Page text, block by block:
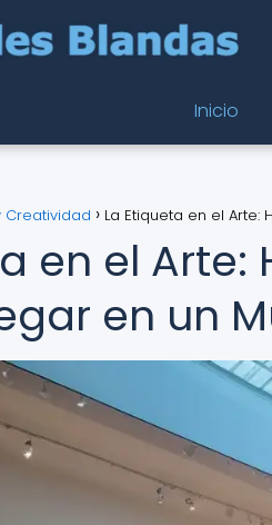
Inicio
Creatividad La Etiqueta en el
en el
en un